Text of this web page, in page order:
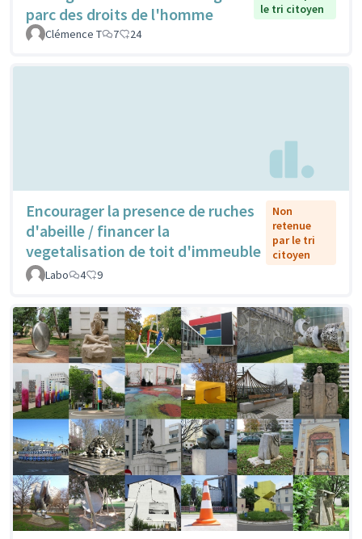
parc des droits de l'homme
le tri citoyen
Clémence T
7 24
Encourager la presence de ruches
d'abeille / financer la
vegetalisation de toit d'immeuble
Non
retenue
par le tri
citoyen
Labo
4 9